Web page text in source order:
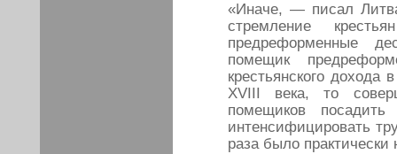
«Иначе, — писал
стремление
предреформенные
помещик
крестьянского
XVIII века, то
помещиков
интенсифицировать
раза было практически